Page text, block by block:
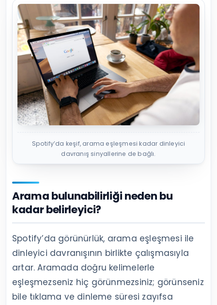
Spotify’da keşif, arama eşleşmesi kadar dinleyici
davranış sinyallerine de bağlı.
Arama bulunabilirliği neden bu
kadar belirleyici?
Spotify’da görünürlük, arama eşleşmesi ile
dinleyici davranışının birlikte çalışmasıyla
artar. Aramada doğru kelimelerle
eşleşmezseniz hiç görünmezsiniz; görünseniz
bile tıklama ve dinleme süresi zayıfsa